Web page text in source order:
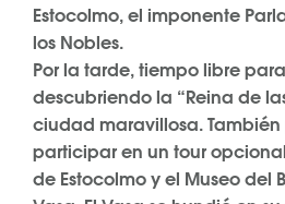
Estocolmo, el imponente
los Nobles.
Por la tarde, tiempo libre
descubriendo la “Reina de
ciudad maravillosa.
participar en un tour
de Estocolmo y el Museo del